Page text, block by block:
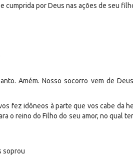
cumprida por Deus nas ações de seu
Amém. Nosso socorro vem de
fez idôneos à parte que vos cabe da
o reino do Filho do seu amor, no qual
soprou